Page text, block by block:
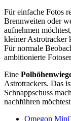
Für einfache Fotos
Brennweiten oder
aufnehmen
kleiner Astrotracker
Für normale
ambitionierte
Eine
Astrotrackers. Das
Schnappschuss
nachführen
Omegon